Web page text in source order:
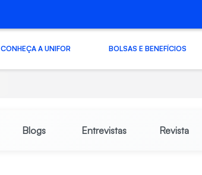
CONHEÇA A UNIFOR BOLSAS E BENEFÍCIOS
Blogs Entrevistas Revista